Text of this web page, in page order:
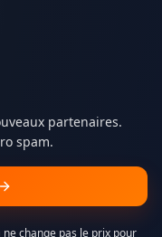
partenaires.
spam.
change pas le prix pour